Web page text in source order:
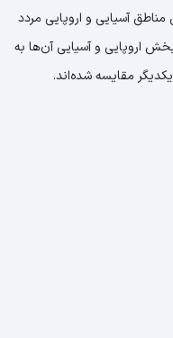
آسیایی و اروپایی مردد
اروپایی و آسیایی آن‌ها به
مقایسه شده‌اند.